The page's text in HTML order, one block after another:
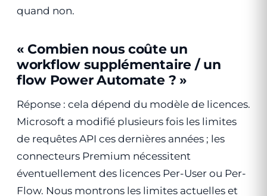
quand non.
« Combien nous coûte un
workflow supplémentaire / un
flow Power Automate ? »
Réponse : cela dépend du modèle de licences.
Microsoft a modifié plusieurs fois les limites
de requêtes API ces dernières années ; les
connecteurs Premium nécessitent
éventuellement des licences Per-User ou Per-
Flow. Nous montrons les limites actuelles et